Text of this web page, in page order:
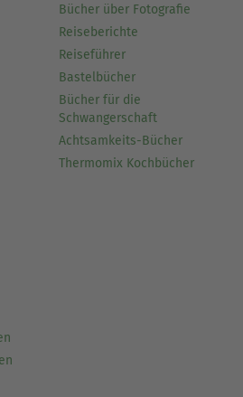
Bücher über Fotografie
Reiseberichte
Reiseführer
Bastelbücher
Bücher für die
Schwangerschaft
Achtsamkeits-Bücher
Thermomix Kochbücher